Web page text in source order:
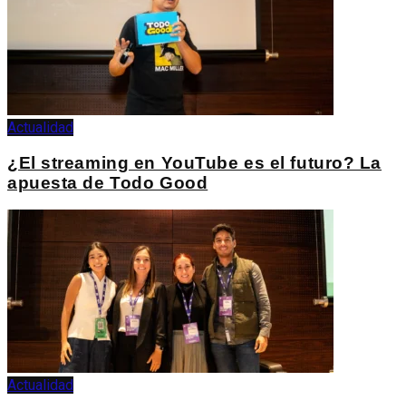
Actualidad
¿El streaming en YouTube es el futuro? La
apuesta de Todo Good
Actualidad